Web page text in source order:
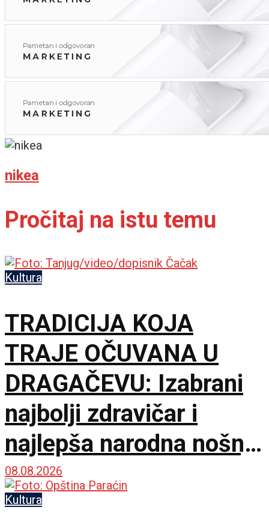
nikea
Pročitaj na istu temu
Kultura
TRADICIJA KOJA
TRAJE OČUVANA U
DRAGAČEVU: Izabrani
najbolji zdravičar i
najlepša narodna nošnja
na 65. Saboru trubača
08.08.2026
Kultura